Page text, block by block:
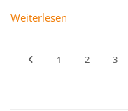
Weiterlesen
1 2 3